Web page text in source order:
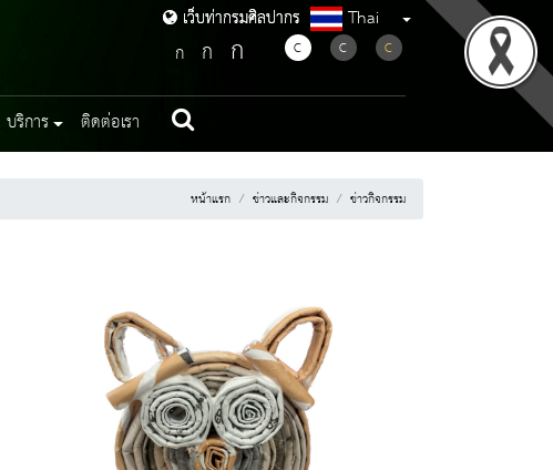
เว็บท่ากรมศิลปากร
เว็บท่ากรมศิลปากร Thai
ก ก ก C C C
บริการ ติดต่อเรา
หน้าแรก ข่าวและกิจกรรม ข่าวกิจกรรม